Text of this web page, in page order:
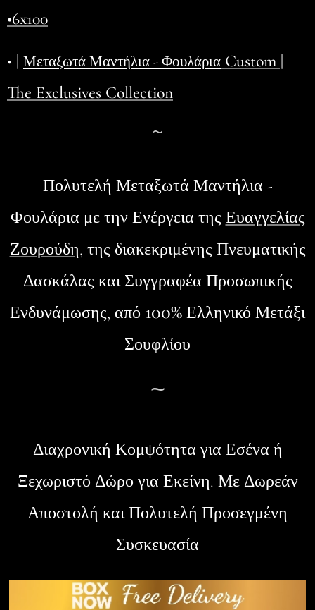
•6x100
• | Μεταξωτά Μαντήλια - Φουλάρια Custom |
The Exclusives Collection
~
Πολυτελή Μεταξωτά Μαντήλια -
Φουλάρια με την Ενέργεια της Ευαγγελίας
Ζουρούδη, της διακεκριμένης Πνευματικής
Δασκάλας και Συγγραφέα Προσωπικής
Ενδυνάμωσης, από 100% Ελληνικό Μετάξι
Σουφλίου
~
Διαχρονική Κομψότητα για Εσένα ή
Ξεχωριστό Δώρο για Εκείνη. Με Δωρεάν
Αποστολή και Πολυτελή Προσεγμένη
Συσκευασία